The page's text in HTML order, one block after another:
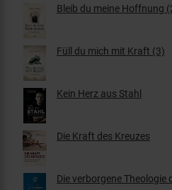
Bleib du meine Hoffnung
Füll du mich mit Kraft (3)
Kein Herz aus Stahl
Die Kraft des Kreuzes
Die verborgene Theologie